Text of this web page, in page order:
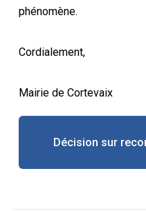
phénomène.
Cordialement,
Mairie de Cortevaix
Décision sur